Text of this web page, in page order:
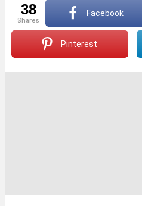
38
shares
Facebook
Pinterest